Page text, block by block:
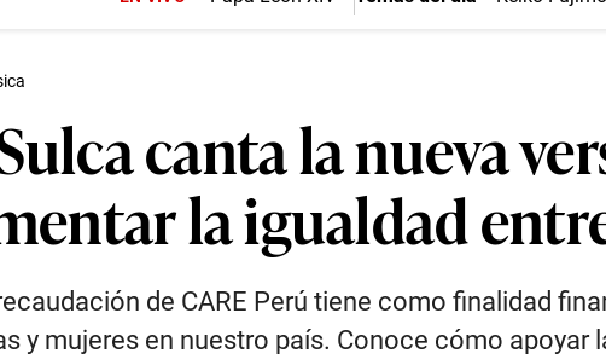
canta la nueva
la igualdad
de CARE Perú tiene como finalidad
y mujeres en nuestro país. Conoce cómo apoyar